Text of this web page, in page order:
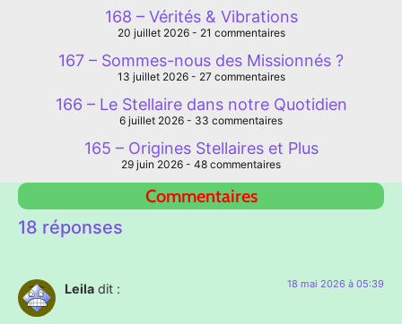
168 – Vérités & Vibrations
20 juillet 2026 21 commentaires
167 – Sommes-nous des Missionnés ?
13 juillet 2026 27 commentaires
166 – Le Stellaire dans notre Quotidien
6 juillet 2026 33 commentaires
165 – Origines Stellaires et Plus
29 juin 2026 48 commentaires
Commentaires
18 réponses
Leila dit : 18 mai 2026 à 05:39